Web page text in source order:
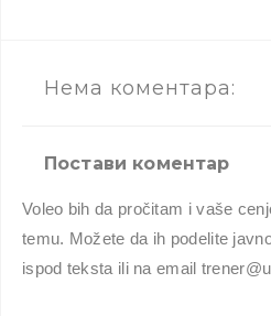
Нема коментара:
Постави коментар
Voleo bih da pročitam i vaše
temu. Možete da ih podelite
ispod teksta ili na email